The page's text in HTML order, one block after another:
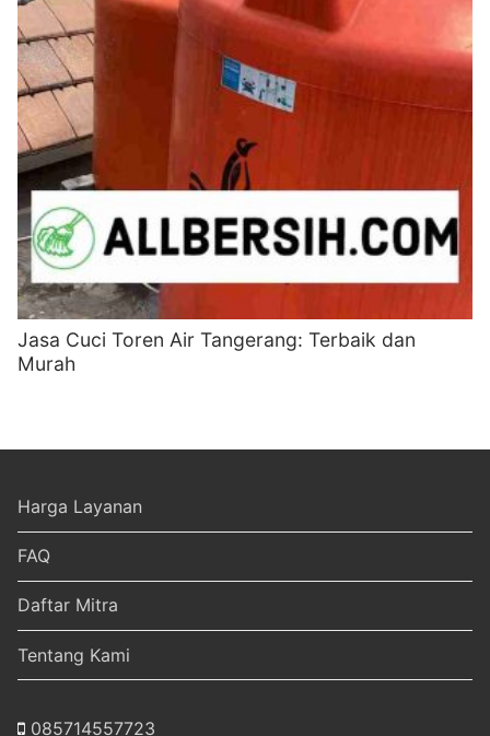
Jasa Cuci Toren Air Tangerang: Terbaik dan
Murah
Harga Layanan
FAQ
Daftar Mitra
Tentang Kami
085714557723